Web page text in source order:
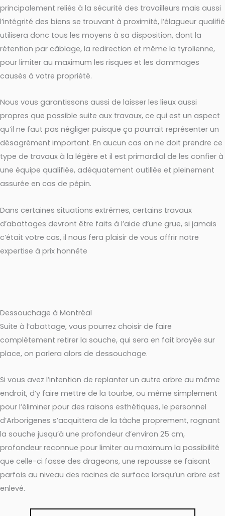
principalement reliés à la sécurité des travailleurs mais aussi
l’intégrité des biens se trouvant à proximité, l’élagueur qualifié
utilisera donc tous les moyens à sa disposition, dont la
rétention par câblage, la redirection et même la tyrolienne,
pour limiter au maximum les risques et les dommages
causés à votre propriété.
Nous vous garantissons aussi de laisser les lieux aussi
propres que possible suite aux travaux, ce qui est un aspect
qu’il ne faut pas négliger puisque ça pourrait représenter un
désagrément important. En aucun cas on ne doit prendre ce
type de travaux à la légère et il est primordial de les confier à
une équipe qualifiée, adéquatement outillée et pleinement
assurée en cas de pépin.
Dans certaines situations extrêmes, certains travaux
d’abattages devront être faits à l’aide d’une grue, si jamais
c’était votre cas, il nous fera plaisir de vous offrir notre
expertise à prix honnête
Dessouchage à Montréal
Suite à l’abattage, vous pourrez choisir de faire
complètement retirer la souche, qui sera en fait broyée sur
place, on parlera alors de dessouchage.
Si vous avez l’intention de replanter un autre arbre au même
endroit, d’y faire mettre de la tourbe, ou même simplement
pour l’éliminer pour des raisons esthétiques, le personnel
d’Arborigenes s’acquittera de la tâche proprement, rognant
la souche jusqu’à une profondeur d’environ 25 cm,
profondeur reconnue pour limiter au maximum la possibilité
que celle-ci fasse des drageons, une repousse se faisant
parfois au niveau des racines de surface lorsqu’un arbre est
enlevé.